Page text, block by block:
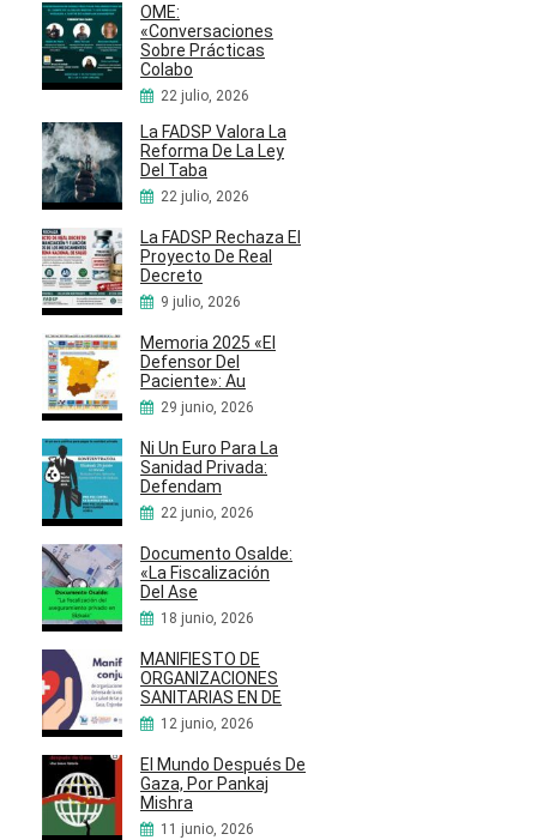
OME:
«Conversaciones
Sobre Prácticas
Colabo
22 julio, 2026
La FADSP Valora La
Reforma De La Ley
Del Taba
22 julio, 2026
La FADSP Rechaza El
Proyecto De Real
Decreto
9 julio, 2026
Memoria 2025 «El
Defensor Del
Paciente»: Au
29 junio, 2026
Ni Un Euro Para La
Sanidad Privada:
Defendam
22 junio, 2026
Documento Osalde:
«La Fiscalización
Del Ase
18 junio, 2026
MANIFIESTO DE
ORGANIZACIONES
SANITARIAS EN DE
12 junio, 2026
El Mundo Después De
Gaza, Por Pankaj
Mishra
11 junio, 2026